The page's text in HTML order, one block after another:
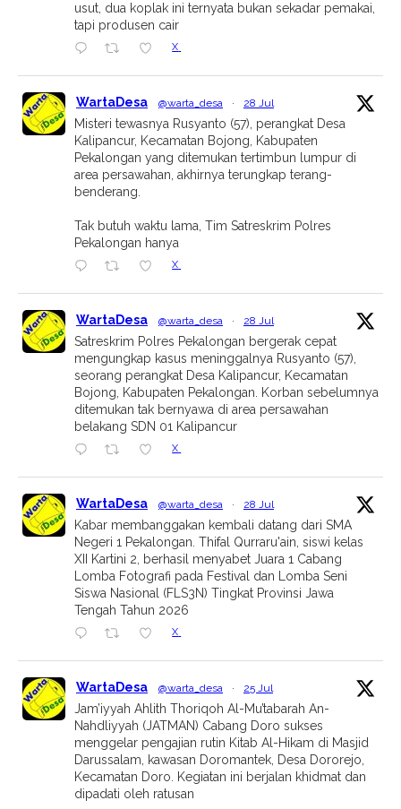
usut, dua koplak ini ternyata bukan sekadar pemakai,
tapi produsen cair
X
WartaDesa @warta_desa · 28 Jul
Misteri tewasnya Rusyanto (57), perangkat Desa
Kalipancur, Kecamatan Bojong, Kabupaten
Pekalongan yang ditemukan tertimbun lumpur di
area persawahan, akhirnya terungkap terang-
benderang.
Tak butuh waktu lama, Tim Satreskrim Polres
Pekalongan hanya
X
WartaDesa @warta_desa · 28 Jul
Satreskrim Polres Pekalongan bergerak cepat
mengungkap kasus meninggalnya Rusyanto (57),
seorang perangkat Desa Kalipancur, Kecamatan
Bojong, Kabupaten Pekalongan. Korban sebelumnya
ditemukan tak bernyawa di area persawahan
belakang SDN 01 Kalipancur
X
WartaDesa @warta_desa · 28 Jul
Kabar membanggakan kembali datang dari SMA
Negeri 1 Pekalongan. Thifal Qurraru'ain, siswi kelas
XII Kartini 2, berhasil menyabet Juara 1 Cabang
Lomba Fotografi pada Festival dan Lomba Seni
Siswa Nasional (FLS3N) Tingkat Provinsi Jawa
Tengah Tahun 2026
X
WartaDesa @warta_desa · 25 Jul
Jam’iyyah Ahlith Thoriqoh Al-Mu’tabarah An-
Nahdliyyah (JATMAN) Cabang Doro sukses
menggelar pengajian rutin Kitab Al-Hikam di Masjid
Darussalam, kawasan Doromantek, Desa Dororejo,
Kecamatan Doro. Kegiatan ini berjalan khidmat dan
dipadati oleh ratusan